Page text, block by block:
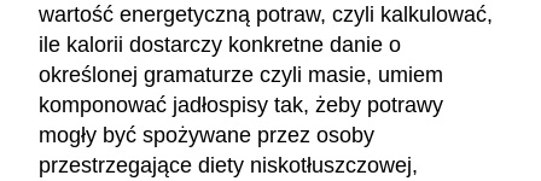
wartość energetyczną potraw, czyli kalkulować,
ile kalorii dostarczy konkretne danie o
określonej gramaturze czyli masie, umiem
komponować jadłospisy tak, żeby potrawy
mogły być spożywane przez osoby
przestrzegające diety niskotłuszczowej,